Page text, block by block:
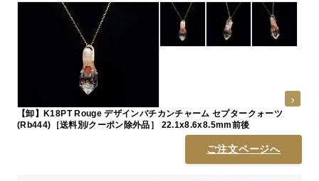
【卸】K18PT Rouge デザインバチカンチャーム セプタークォーツ
(Rb444)［送料別/クーポン除外品］ 22.1x8.6x8.5mm前後
ご注文ページへ